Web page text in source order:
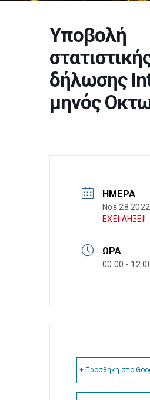
Υποβολή
δήλωσης
μηνός
ΗΜΈΡΑ
Νοέ 28 2022
ΕΧΕΙ ΛΗΞΕΙ!
ΏΡΑ
00:00 -
+ Προσθήκη στο